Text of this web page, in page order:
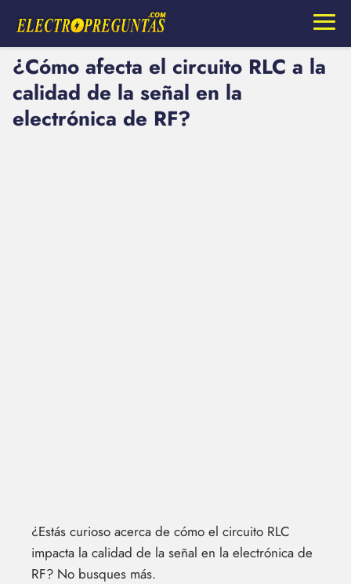
¿Cómo afecta el circuito RLC a la
calidad de la señal en la
electrónica de RF?
¿Estás curioso acerca de cómo el circuito RLC
impacta la calidad de la señal en la electrónica de
RF? No busques más.